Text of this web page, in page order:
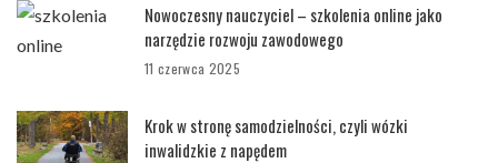
Nowoczesny nauczyciel – szkolenia online jako
narzędzie rozwoju zawodowego
11 czerwca 2025
Krok w stronę samodzielności, czyli wózki
inwalidzkie z napędem